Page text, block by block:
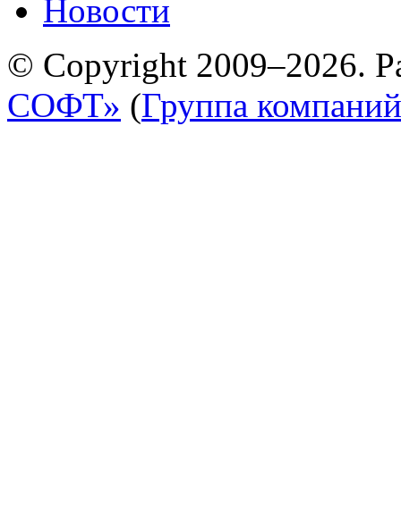
Новости
© Copyright 2009–2026.
СОФТ» (Группа